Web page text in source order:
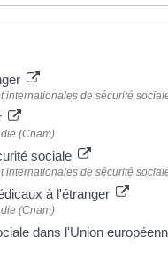
internationales de sécurité
(Cnam)
sociale
internationales de sécurité
à l'étranger
(Cnam)
dans l'Union